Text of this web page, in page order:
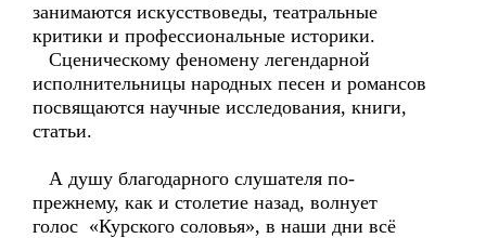
занимаются искусствоведы, театральные
критики и профессиональные историки.
Сценическому феномену легендарной
исполнительницы народных песен и романсов
посвящаются научные исследования, книги,
статьи.
А душу благодарного слушателя по-
прежнему, как и столетие назад, волнует
голос «Курского соловья», в наши дни всё